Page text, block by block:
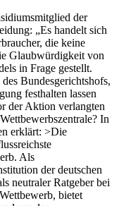
der
„Es handelt sich
die keine
Glaubwürdigkeit von
in Frage gestellt.
Bundesgerichtshofs,
festhalten lassen
der Aktion verlangten
In
erklärt: >Die
Als
der deutschen
neutraler Ratgeber bei
bietet